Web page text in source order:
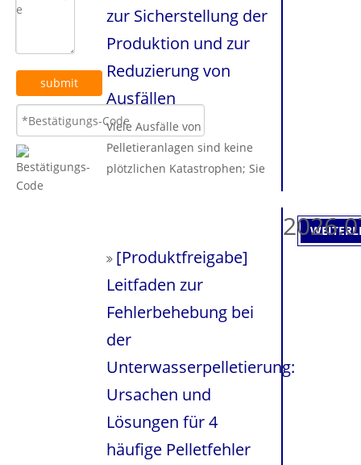
submit
zur Sicherstellung der
Produktion und zur
Reduzierung von
Ausfällen
Viele Ausfälle von
Pelletieranlagen sind keine
plötzlichen Katastrophen; Sie
anhäufen. Durch die
täglichen Systeminspektion
können Betreiber ungeplante
Ausfallzeiten effektiv
reduzieren, Reparaturkosten
minimieren und die
Betriebslebensdauer der
Geräte erheblich verlängern.
Nanjing Haisi Extrusion stellt
[Produktfreigabe]
Leitfaden zur
Fehlerbehebung bei
der
Unterwasserpelletierung:
Ursachen und
Lösungen für 4
häufige Pelletfehler